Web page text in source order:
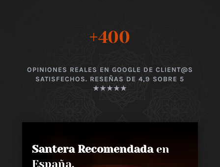
+400
OPINIONES REALES EN GOOGLE DE CLIENT@S
SATISFECHOS. RESEÑAS DE 4,9 SOBRE 5
★★★★★
Santera Recomendadaen
España,